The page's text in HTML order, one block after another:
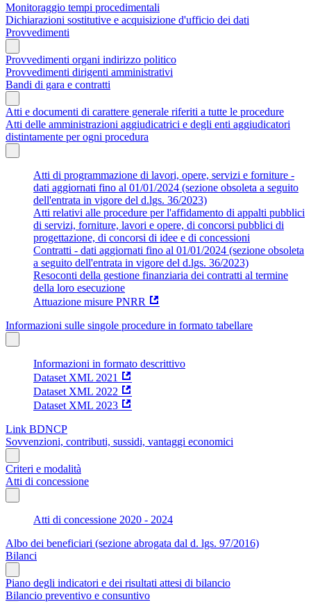
Monitoraggio tempi procedimentali
Dichiarazioni sostitutive e acquisizione d'ufficio dei dati
Provvedimenti
Provvedimenti organi indirizzo politico
Provvedimenti dirigenti amministrativi
Bandi di gara e contratti
Atti e documenti di carattere generale riferiti a tutte le procedure
Atti delle amministrazioni aggiudicatrici e degli enti aggiudicatori
distintamente per ogni procedura
Atti di programmazione di lavori, opere, servizi e forniture -
dati aggiornati fino al 01/01/2024 (sezione obsoleta a seguito
dell'entrata in vigore del d.lgs. 36/2023)
Atti relativi alle procedure per l'affidamento di appalti pubblici
di servizi, forniture, lavori e opere, di concorsi pubblici di
progettazione, di concorsi di idee e di concessioni
Contratti - dati aggiornati fino al 01/01/2024 (sezione obsoleta
a seguito dell'entrata in vigore del d.lgs. 36/2023)
Resoconti della gestione finanziaria dei contratti al termine
della loro esecuzione
Attuazione misure PNRR
Informazioni sulle singole procedure in formato tabellare
Informazioni in formato descrittivo
Dataset XML 2021
Dataset XML 2022
Dataset XML 2023
Link BDNCP
Sovvenzioni, contributi, sussidi, vantaggi economici
Criteri e modalità
Atti di concessione
Atti di concessione 2020 - 2024
Albo dei beneficiari (sezione abrogata dal d. lgs. 97/2016)
Bilanci
Piano degli indicatori e dei risultati attesi di bilancio
Bilancio preventivo e consuntivo